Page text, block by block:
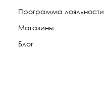
Программа лояльности
Магазины
Блог